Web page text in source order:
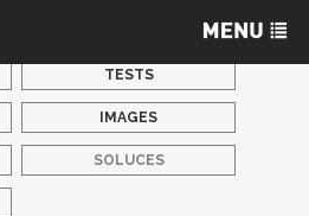
TESTS
IMAGES
SOLUCES